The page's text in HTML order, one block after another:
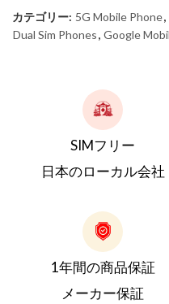
カテゴリー: 5G Mobile Phone,
Dual Sim Phones, Google
SIMフリー
日本のローカル会社
1年間の商品保証
メーカー保証